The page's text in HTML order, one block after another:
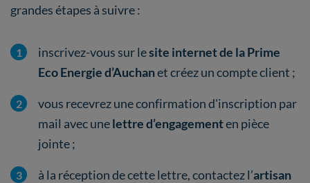
grandes étapes à suivre :
inscrivez-vous sur lesite internet de la Prime
Eco Energie d’Auchanet créez un compte client ;
vous recevrez une confirmation d'inscription par
mail avec unelettre d’engagementen pièce
jointe ;
à la réception de cette lettre, contactez l’artisan